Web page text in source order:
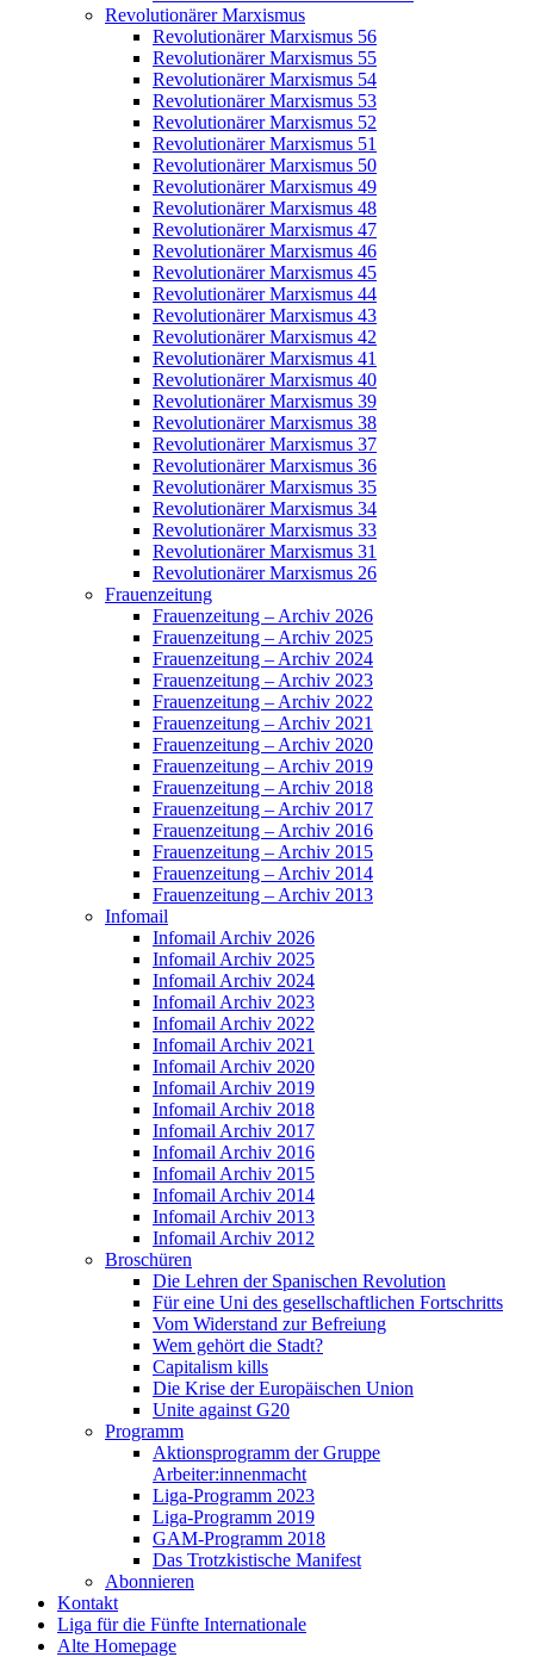
Revolutionärer Marxismus
Revolutionärer Marxismus 56
Revolutionärer Marxismus 55
Revolutionärer Marxismus 54
Revolutionärer Marxismus 53
Revolutionärer Marxismus 52
Revolutionärer Marxismus 51
Revolutionärer Marxismus 50
Revolutionärer Marxismus 49
Revolutionärer Marxismus 48
Revolutionärer Marxismus 47
Revolutionärer Marxismus 46
Revolutionärer Marxismus 45
Revolutionärer Marxismus 44
Revolutionärer Marxismus 43
Revolutionärer Marxismus 42
Revolutionärer Marxismus 41
Revolutionärer Marxismus 40
Revolutionärer Marxismus 39
Revolutionärer Marxismus 38
Revolutionärer Marxismus 37
Revolutionärer Marxismus 36
Revolutionärer Marxismus 35
Revolutionärer Marxismus 34
Revolutionärer Marxismus 33
Revolutionärer Marxismus 31
Revolutionärer Marxismus 26
Frauenzeitung
Frauenzeitung – Archiv 2026
Frauenzeitung – Archiv 2025
Frauenzeitung – Archiv 2024
Frauenzeitung – Archiv 2023
Frauenzeitung – Archiv 2022
Frauenzeitung – Archiv 2021
Frauenzeitung – Archiv 2020
Frauenzeitung – Archiv 2019
Frauenzeitung – Archiv 2018
Frauenzeitung – Archiv 2017
Frauenzeitung – Archiv 2016
Frauenzeitung – Archiv 2015
Frauenzeitung – Archiv 2014
Frauenzeitung – Archiv 2013
Infomail
Infomail Archiv 2026
Infomail Archiv 2025
Infomail Archiv 2024
Infomail Archiv 2023
Infomail Archiv 2022
Infomail Archiv 2021
Infomail Archiv 2020
Infomail Archiv 2019
Infomail Archiv 2018
Infomail Archiv 2017
Infomail Archiv 2016
Infomail Archiv 2015
Infomail Archiv 2014
Infomail Archiv 2013
Infomail Archiv 2012
Broschüren
Die Lehren der Spanischen Revolution
Für eine Uni des gesellschaftlichen Fortschritts
Vom Widerstand zur Befreiung
Wem gehört die Stadt?
Capitalism kills
Die Krise der Europäischen Union
Unite against G20
Programm
Aktionsprogramm der Gruppe
Arbeiter:innenmacht
Liga-Programm 2023
Liga-Programm 2019
GAM-Programm 2018
Das Trotzkistische Manifest
Abonnieren
Kontakt
Liga für die Fünfte Internationale
Alte Homepage